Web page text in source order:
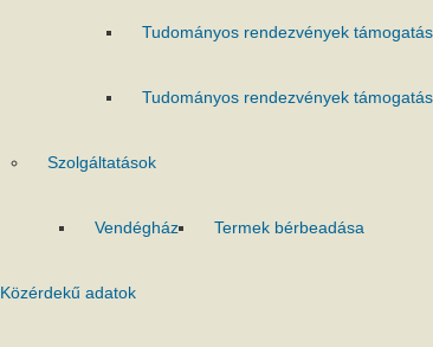
Tudományos rendezvények
Tudományos rendezvények
Szolgáltatások
Vendégház Termek bérbeadása
Közérdekű adatok